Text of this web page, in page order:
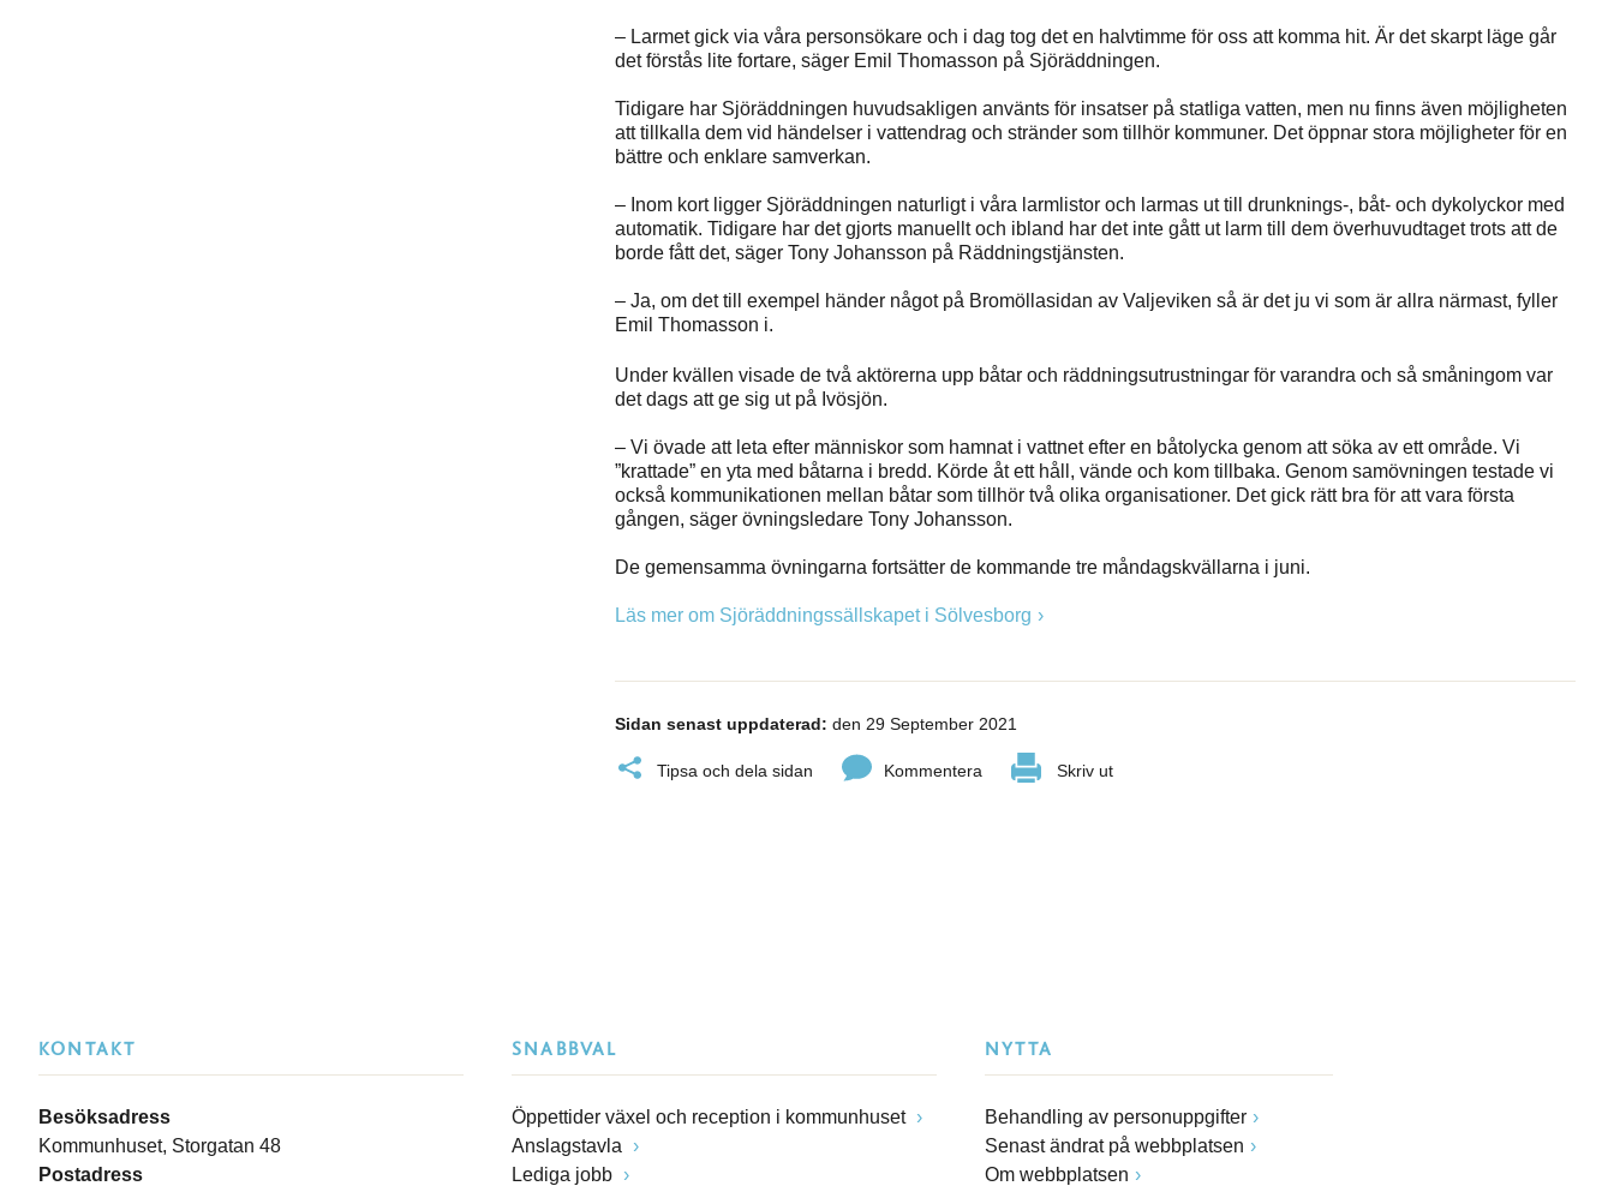
– Larmet gick via våra personsökare och i dag tog det en halvtimme för oss att komma hit. Är det skarpt läge går
det förstås lite fortare, säger Emil Thomasson på Sjöräddningen.
Tidigare har Sjöräddningen huvudsakligen använts för insatser på statliga vatten, men nu finns även möjligheten
att tillkalla dem vid händelser i vattendrag och stränder som tillhör kommuner. Det öppnar stora möjligheter för en
bättre och enklare samverkan.
– Inom kort ligger Sjöräddningen naturligt i våra larmlistor och larmas ut till drunknings-, båt- och dykolyckor med
automatik. Tidigare har det gjorts manuellt och ibland har det inte gått ut larm till dem överhuvudtaget trots att de
borde fått det, säger Tony Johansson på Räddningstjänsten.
– Ja, om det till exempel händer något på Bromöllasidan av Valjeviken så är det ju vi som är allra närmast, fyller
Emil Thomasson i.
Under kvällen visade de två aktörerna upp båtar och räddningsutrustningar för varandra och så småningom var
det dags att ge sig ut på Ivösjön.
– Vi övade att leta efter människor som hamnat i vattnet efter en båtolycka genom att söka av ett område. Vi
”krattade” en yta med båtarna i bredd. Körde åt ett håll, vände och kom tillbaka. Genom samövningen testade vi
också kommunikationen mellan båtar som tillhör två olika organisationer. Det gick rätt bra för att vara första
gången, säger övningsledare Tony Johansson.
De gemensamma övningarna fortsätter de kommande tre måndagskvällarna i juni.
Läs mer om Sjöräddningssällskapet i Sölvesborg
Sidan senast uppdaterad: den 29 September 2021
Tipsa och dela sidan Kommentera Skriv ut
KONTAKT
Besöksadress
Kommunhuset, Storgatan 48
Postadress
SNABBVAL
Öppettider växel och reception i kommunhuset
Anslagstavla
Lediga jobb
NYTTA
Behandling av personuppgifter
Senast ändrat på webbplatsen
Om webbplatsen